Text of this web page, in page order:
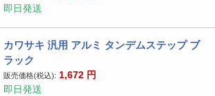
即日発送
カワサキ 汎用 アルミ タンデムステップ ブ
ラック
販売価格(税込): 1,672 円
即日発送